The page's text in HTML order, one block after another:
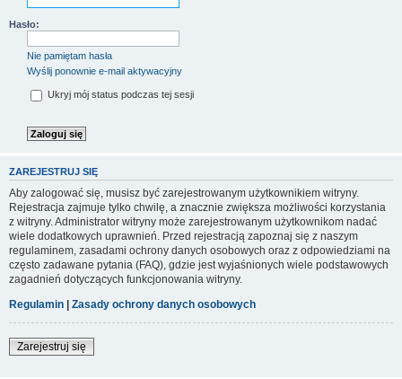
Hasło:
Nie pamiętam hasła
Wyślij ponownie e-mail aktywacyjny
Ukryj mój status podczas tej sesji
ZAREJESTRUJ SIĘ
Aby zalogować się, musisz być zarejestrowanym użytkownikiem witryny.
Rejestracja zajmuje tylko chwilę, a znacznie zwiększa możliwości korzystania
z witryny. Administrator witryny może zarejestrowanym użytkownikom nadać
wiele dodatkowych uprawnień. Przed rejestracją zapoznaj się z naszym
regulaminem, zasadami ochrony danych osobowych oraz z odpowiedziami na
często zadawane pytania (FAQ), gdzie jest wyjaśnionych wiele podstawowych
zagadnień dotyczących funkcjonowania witryny.
Regulamin | Zasady ochrony danych osobowych
Zarejestruj się